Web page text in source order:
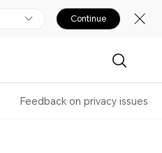
Continue
Feedback on privacy issues